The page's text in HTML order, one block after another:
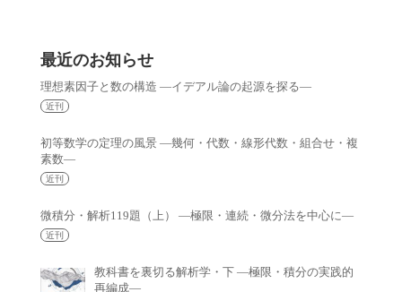
最近のお知らせ
理想素因子と数の構造 —イデアル論の起源を探る—
近刊
初等数学の定理の風景 —幾何・代数・線形代数・組合せ・複
素数—
近刊
微積分・解析119題（上） —極限・連続・微分法を中心に—
近刊
教科書を裏切る解析学・下 —極限・積分の実践的
再編成—